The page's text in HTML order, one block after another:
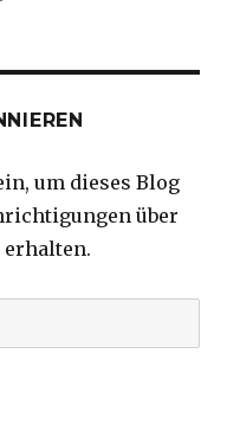
um dieses Blog
über